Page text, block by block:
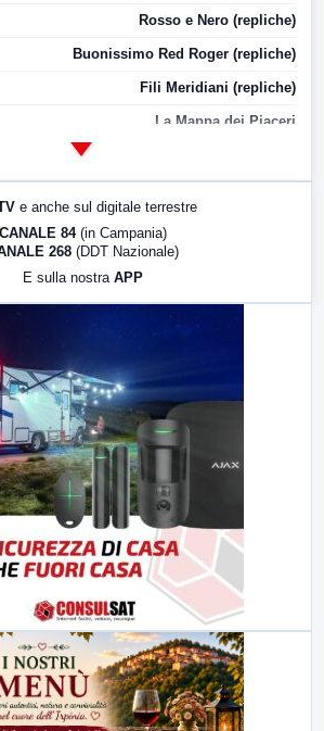
Rosso e Nero (repliche)
Buonissimo Red Roger (repliche)
Fili Meridiani (repliche)
La Mappa dei Piaceri
e anche sul digitale terrestre
CANALE 84 (in Campania)
268 (DDT Nazionale)
E sulla nostra APP